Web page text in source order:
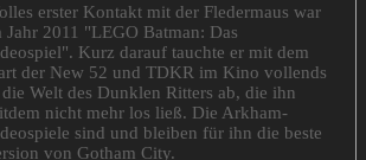
erster Kontakt mit der Fledermaus war
Jahr 2011 "LEGO Batman: Das
Kurz darauf tauchte er mit dem
der New 52 und TDKR im Kino vollends
Welt des Dunklen Ritters ab, die ihn
nicht mehr los ließ. Die Arkham-
sind und bleiben für ihn die beste
von Gotham City.